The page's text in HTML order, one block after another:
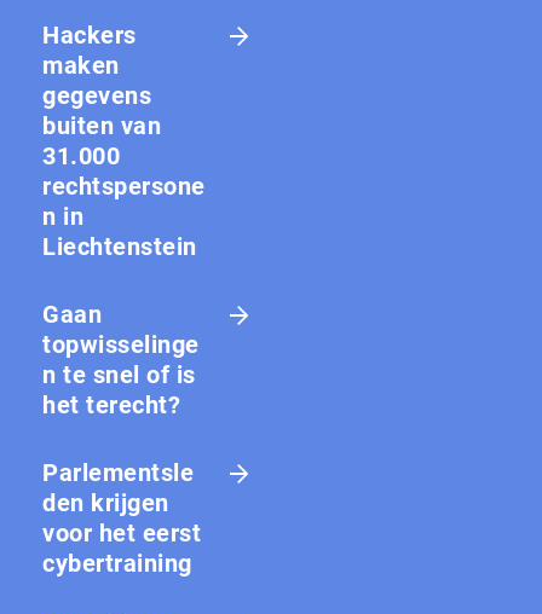
Hackers
maken
gegevens
buiten van
31.000
rechtspersone
n in
Liechtenstein
Gaan
topwisselinge
n te snel of is
het terecht?
Parlementsle
den krijgen
voor het eerst
cybertraining